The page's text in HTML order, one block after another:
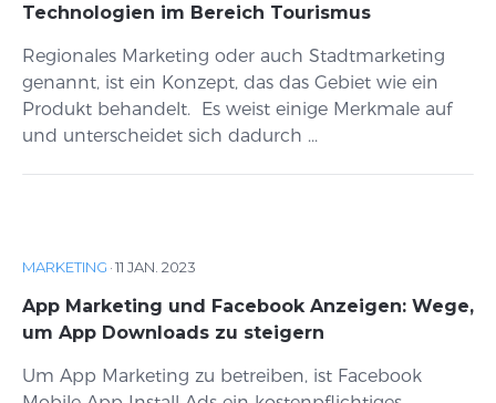
Technologien im Bereich Tourismus
Regionales Marketing oder auch Stadtmarketing
genannt, ist ein Konzept, das das Gebiet wie ein
Produkt behandelt. Es weist einige Merkmale auf
und unterscheidet sich dadurch ...
MARKETING ·11 JAN. 2023
App Marketing und Facebook Anzeigen: Wege,
um App Downloads zu steigern
Um App Marketing zu betreiben, ist Facebook